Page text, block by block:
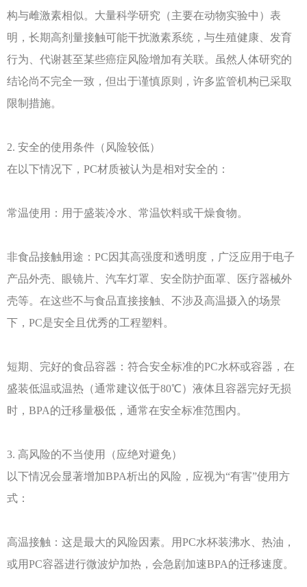
构与雌激素相似。大量科学研究（主要在动物实验中）表
明，长期高剂量接触可能干扰激素系统，与生殖健康、发育
行为、代谢甚至某些癌症风险增加有关联。虽然人体研究的
结论尚不完全一致，但出于谨慎原则，许多监管机构已采取
限制措施。
2. 安全的使用条件（风险较低）
在以下情况下， PC材质被认为是相对安全的：
常温使用：用于盛装冷水、常温饮料或干燥食物。
非食品接触用途： PC因其高强度和透明度，广泛应用于电子
产品外壳、眼镜片、汽车灯罩、安全防护面罩、医疗器械外
壳等。在这些不与食品直接接触、不涉及高温摄入的场景
下，PC是安全且优秀的工程塑料。
短期、完好的食品容器：符合安全标准的PC水杯或容器，在
盛装低温或温热（通常建议低于80℃）液体且容器完好无损
时，BPA的迁移量极低，通常在安全标准范围内。
3. 高风险的不当使用（应绝对避免）
以下情况会显著增加BPA析出的风险，应视为“有害”使用方
式：
高温接触：这是最大的风险因素。用PC水杯装沸水、热油，
或用PC容器进行微波炉加热，会急剧加速BPA的迁移速度。